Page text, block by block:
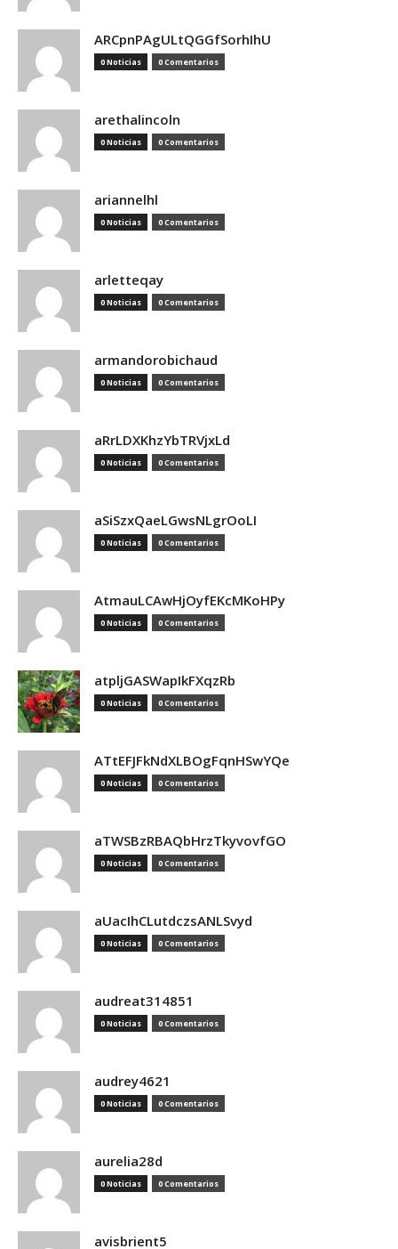
ARCpnPAgULtQGGfSorhIhU
0 Noticias 0 Comentarios
arethalincoln
0 Noticias 0 Comentarios
ariannelhl
0 Noticias 0 Comentarios
arletteqay
0 Noticias 0 Comentarios
armandorobichaud
0 Noticias 0 Comentarios
aRrLDXKhzYbTRVjxLd
0 Noticias 0 Comentarios
aSiSzxQaeLGwsNLgrOoLI
0 Noticias 0 Comentarios
AtmauLCAwHjOyfEKcMKoHPy
0 Noticias 0 Comentarios
atpljGASWapIkFXqzRb
0 Noticias 0 Comentarios
ATtEFJFkNdXLBOgFqnHSwYQe
0 Noticias 0 Comentarios
aTWSBzRBAQbHrzTkyvovfGO
0 Noticias 0 Comentarios
aUacIhCLutdczsANLSvyd
0 Noticias 0 Comentarios
audreat314851
0 Noticias 0 Comentarios
audrey4621
0 Noticias 0 Comentarios
aurelia28d
0 Noticias 0 Comentarios
avisbrient5